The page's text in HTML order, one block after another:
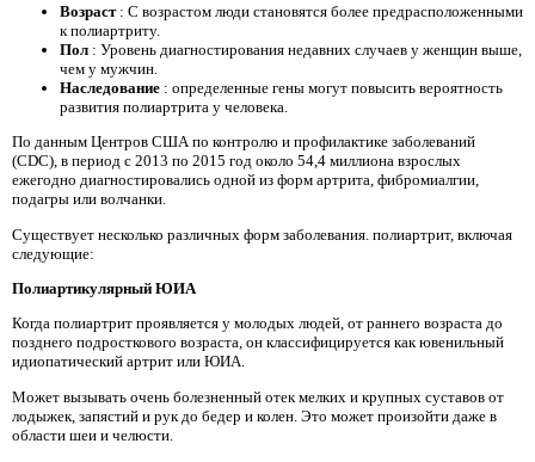
Возраст : С возрастом люди становятся более предрасположенными
к полиартриту.
Пол : Уровень диагностирования недавних случаев у женщин выше,
чем у мужчин.
Наследование : определенные гены могут повысить вероятность
развития полиартрита у человека.
По данным Центров США по контролю и профилактике заболеваний
(CDC), в период с 2013 по 2015 год около 54,4 миллиона взрослых
ежегодно диагностировались одной из форм артрита, фибромиалгии,
подагры или волчанки.
Существует несколько различных форм заболевания. полиартрит, включая
следующие:
Полиартикулярный ЮИА
Когда полиартрит проявляется у молодых людей, от раннего возраста до
позднего подросткового возраста, он классифицируется как ювенильный
идиопатический артрит или ЮИА.
Может вызывать очень болезненный отек мелких и крупных суставов от
лодыжек, запястий и рук до бедер и колен. Это может произойти даже в
области шеи и челюсти.